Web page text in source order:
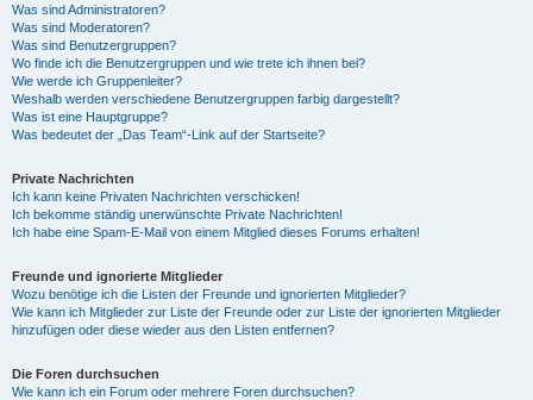
Was sind Administratoren?
Was sind Moderatoren?
Was sind Benutzergruppen?
Wo finde ich die Benutzergruppen und wie trete ich ihnen bei?
Wie werde ich Gruppenleiter?
Weshalb werden verschiedene Benutzergruppen farbig dargestellt?
Was ist eine Hauptgruppe?
Was bedeutet der „Das Team“-Link auf der Startseite?
Private Nachrichten
Ich kann keine Privaten Nachrichten verschicken!
Ich bekomme ständig unerwünschte Private Nachrichten!
Ich habe eine Spam-E-Mail von einem Mitglied dieses Forums erhalten!
Freunde und ignorierte Mitglieder
Wozu benötige ich die Listen der Freunde und ignorierten Mitglieder?
Wie kann ich Mitglieder zur Liste der Freunde oder zur Liste der ignorierten Mitglieder
hinzufügen oder diese wieder aus den Listen entfernen?
Die Foren durchsuchen
Wie kann ich ein Forum oder mehrere Foren durchsuchen?